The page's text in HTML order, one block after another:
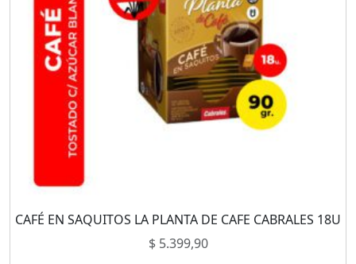
CAFÉ EN SAQUITOS LA PLANTA DE CAFE CABRALES 18U
$5.399,90